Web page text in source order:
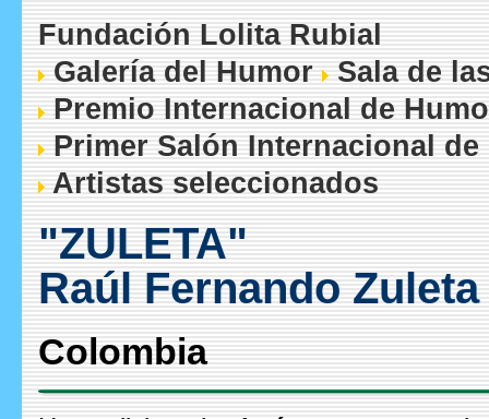
Fundación Lolita Rubial
Galería del Humor
Sala de
Premio Internacional de
Primer Salón Internacional
Artistas seleccionados
"ZULETA"
Raúl Fernando Zuleta
Colombia